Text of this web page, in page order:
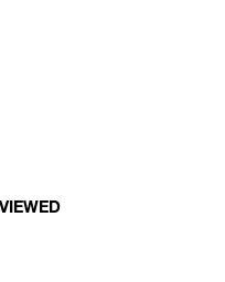
ความสะอาดสิ่งสกปรกและขจัด